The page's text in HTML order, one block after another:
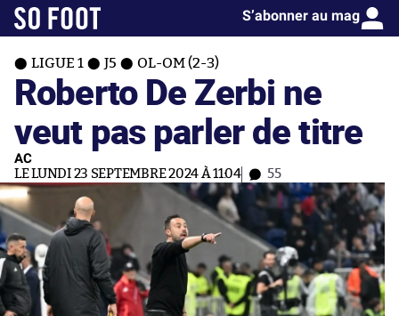
S’abonner au mag
LIGUE 1 J5 OL-OM (2-3)
Roberto De Zerbi ne
veut pas parler de titre
AC
LE LUNDI 23 SEPTEMBRE 2024 À 11:04 55